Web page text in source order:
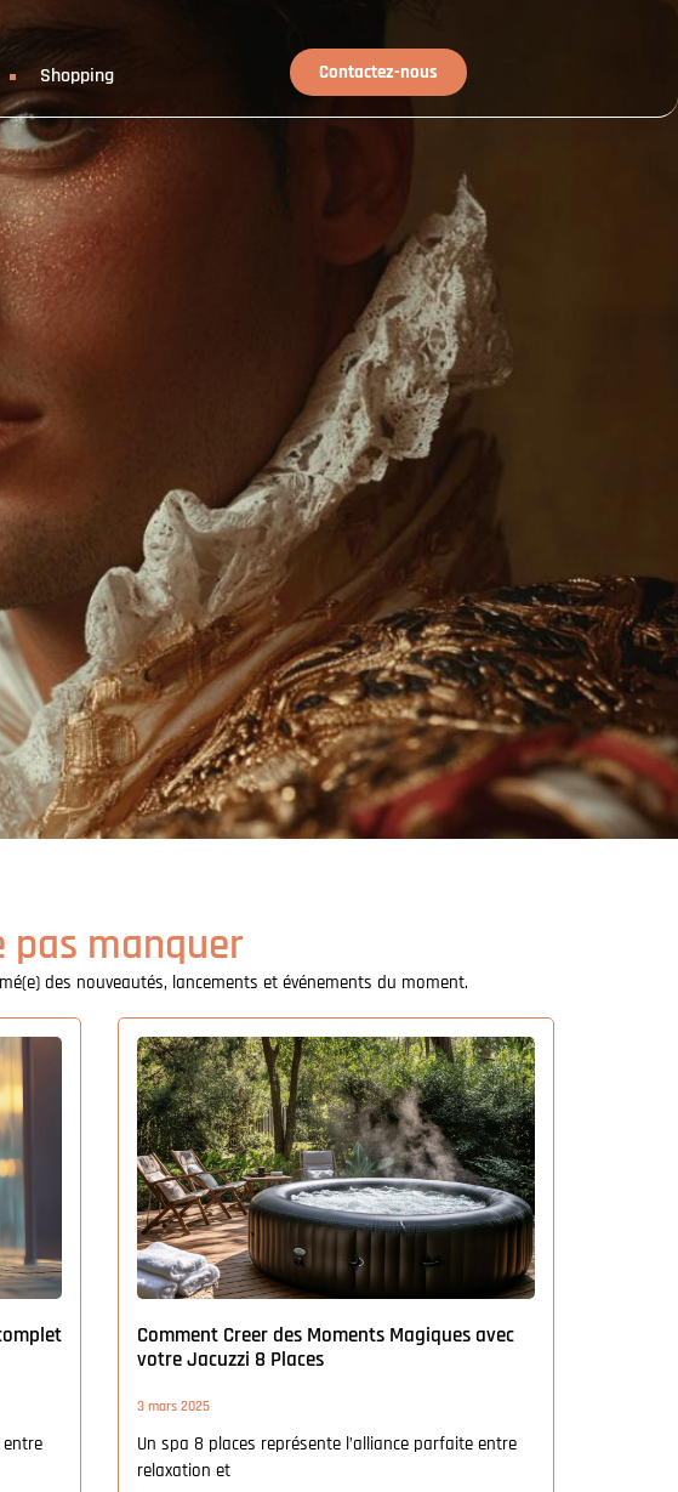
Shopping Contactez-nous
pas manquer
des nouveautés, lancements et événements du moment.
entre
Comment Creer des Moments Magiques avec
votre Jacuzzi 8 Places
3 mars 2025
Un spa 8 places représente l’alliance parfaite entre
relaxation et